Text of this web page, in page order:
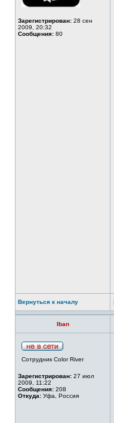
Зарегистрирован: 28 сен
2009, 20:32
Сообщения: 80
Вернуться к началу
Iban
Сотрудник Color River
Зарегистрирован: 27 июл
2009, 11:22
Сообщения: 208
Откуда: Уфа, Россия